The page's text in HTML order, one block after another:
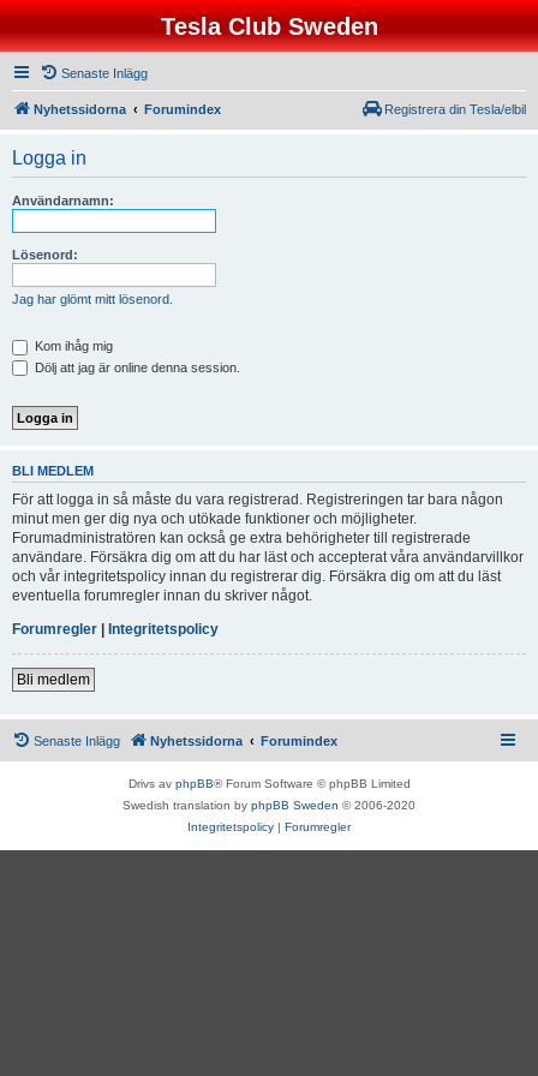
Tesla Club Sweden
Senaste Inlägg
Nyhetssidorna Forumindex Registrera din Tesla/elbil
Logga in
Användarnamn:
Lösenord:
Jag har glömt mitt lösenord.
Kom ihåg mig
Dölj att jag är online denna session.
BLI MEDLEM
För att logga in så måste du vara registrerad. Registreringen tar bara någon
minut men ger dig nya och utökade funktioner och möjligheter.
Forumadministratören kan också ge extra behörigheter till registrerade
användare. Försäkra dig om att du har läst och accepterat våra användarvillkor
och vår integritetspolicy innan du registrerar dig. Försäkra dig om att du läst
eventuella forumregler innan du skriver något.
Forumregler | Integritetspolicy
Bli medlem
Senaste Inlägg Nyhetssidorna Forumindex
Drivs av phpBB® Forum Software © phpBB Limited
Swedish translation by phpBB Sweden © 2006-2020
Integritetspolicy | Forumregler